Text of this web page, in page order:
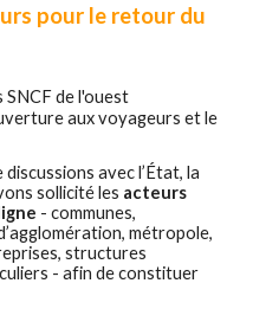
pour le retour du
SNCF de l'ouest
aux voyageurs et le
avec l’État, la
sollicité les acteurs
- communes,
métropole,
structures
- afin de constituer